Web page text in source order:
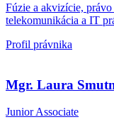
Fúzie a akvizície,
telekomunikácia a IT
Profil právnika
Mgr. Laura
Junior Associate